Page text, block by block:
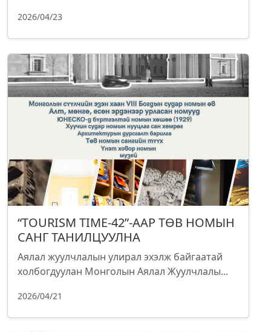
2026/04/23
“TOURISM TIME-42”-ААР ТӨВ НОМЫН
САНГ ТАНИЛЦУУЛНА
Аялал жуулчлалын улирал эхэлж байгаатай
холбогдуулан Монголын Аялал Жуулчлалы...
2026/04/21